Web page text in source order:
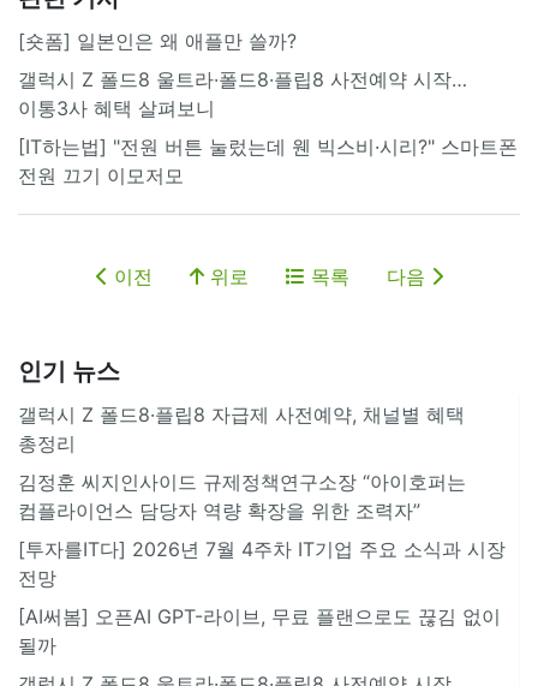
[숏폼] 일본인은 왜 애플만 쓸까?
갤럭시 Z 폴드8 울트라·폴드8·플립8 사전예약 시작…
이통3사 혜택 살펴보니
[IT하는법] "전원 버튼 눌렀는데 웬 빅스비·시리?" 스마트폰
전원 끄기 이모저모
이전 위로 목록 다음
인기 뉴스
갤럭시 Z 폴드8·플립8 자급제 사전예약, 채널별 혜택
총정리
김정훈 씨지인사이드 규제정책연구소장 “아이호퍼는
컴플라이언스 담당자 역량 확장을 위한 조력자”
[투자를IT다] 2026년 7월 4주차 IT기업 주요 소식과 시장
전망
[AI써봄] 오픈AI GPT-라이브, 무료 플랜으로도 끊김 없이
될까